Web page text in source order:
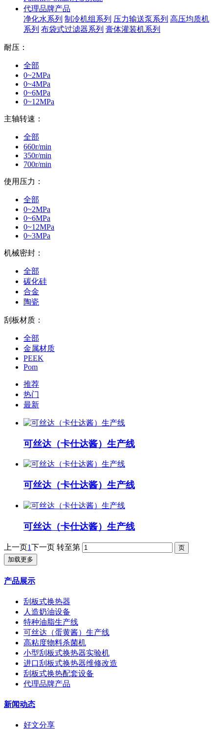
代理品牌产品
净化水系列 制冷机组系列 压力输送泵系列 高压均质机
系列 布袋式过滤器系列 膏体灌装机系列
耐压：
全部
0~2MPa
0~4MPa
0~6MPa
0~12MPa
主轴转速：
全部
660r/min
350r/min
700r/min
使用压力：
全部
0~2MPa
0~6MPa
0~12MPa
0~3MPa
机械密封：
全部
碳化硅
合金
陶瓷
刮板材质：
全部
金属材质
PEEK
Pom
推荐
热门
最新
可丝达（卡仕达酱）生产线
可丝达（卡仕达酱）生产线
可丝达（卡仕达酱）生产线
上一页1下一页 转至第
加载更多
产品展示
刮板式换热器
人造奶油设备
特种油脂生产线
可丝达（蛋黄酱）生产线
高粘度物料杀菌机
小型刮板式换热器实验机
进口刮板式换热器维修改造
刮板式换热配套设备
代理品牌产品
新闻动态
好文分享